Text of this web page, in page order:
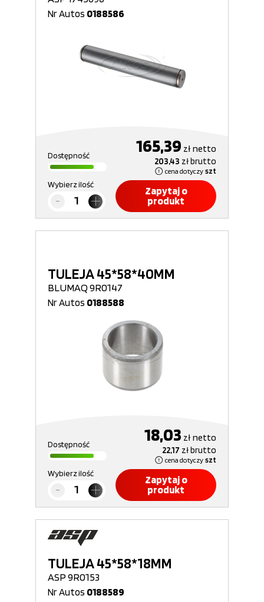
Nr Autos 0188586
Dostępność 165,39 złnetto
203,43 złbrutto
cena dotyczy szt
Wybierz ilość
Zapytaj o
produkt
TULEJA 45*58*40MM
BLUMAQ 9R0147
Nr Autos 0188588
Dostępność 18,03 złnetto
22,17 złbrutto
cena dotyczy szt
Wybierz ilość
Zapytaj o
produkt
TULEJA 45*58*18MM
ASP 9R0153
Nr Autos 0188589